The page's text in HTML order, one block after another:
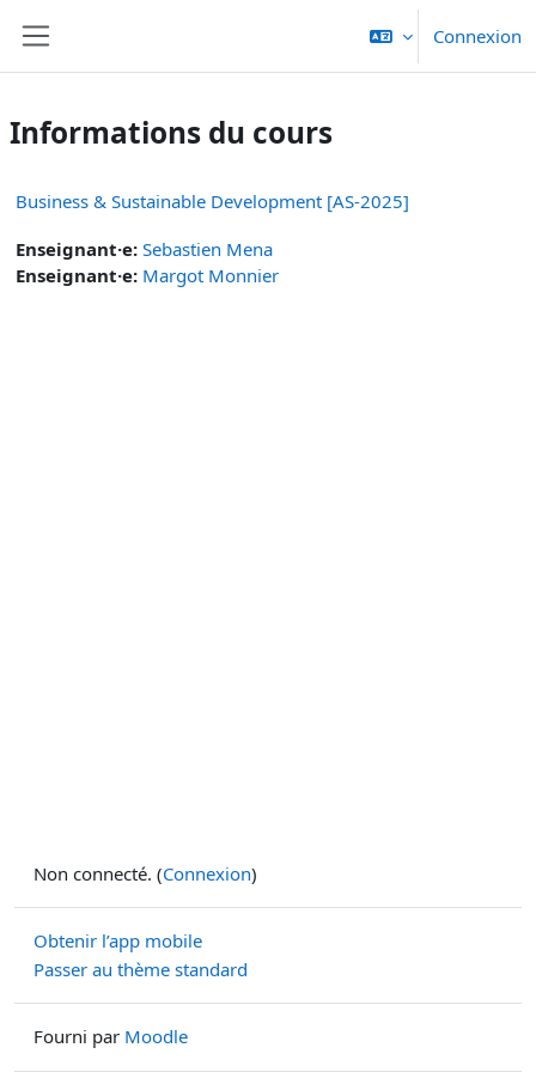
Connexion
Informations du cours
Business & Sustainable Development [AS-2025]
Enseignant·e: Sebastien Mena
Enseignant·e: Margot Monnier
Non connecté. (Connexion)
Obtenir l’app mobile
Passer au thème standard
Fourni par Moodle